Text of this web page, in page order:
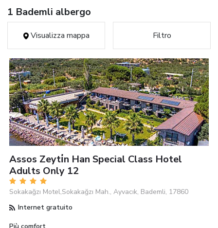
1 Bademli albergo
Visualizza mappa Filtro
Assos Zeyti̇n Han Special Class Hotel
Adults Only 12
Sokakağzı Motel,Sokakağzı Mah., Ayvacık, Bademli, 17860
Internet gratuito
Più comfort